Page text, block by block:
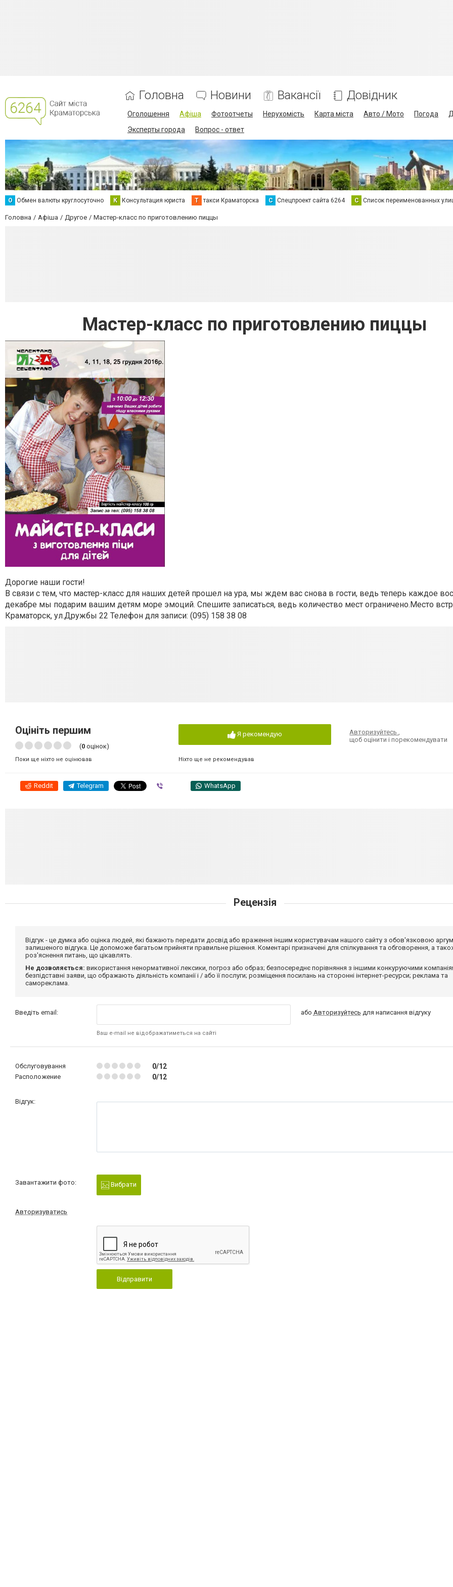
Головна Новини Вакансії Довідник
Оголошення Афіша Фотоотчеты Нерухомість Карта міста Авто / Мото Погода
Эксперты города
Вопрос - ответ
О Обмен валюты круглосуточно К Консультация юриста Т такси Краматорска С Спецпроект сайта 6264 С Список переименованных
Головна Афіша Другое Мастер-класс по приготовлению пиццы
Мастер-класс по приготовлению пиццы
Дорогие наши гости!
В связи с тем, что мастер-класс для наших детей прошел на ура, мы ждем вас снова в гости, ведь теперь каждое
декабре мы подарим вашим детям море эмоций. Спешите записаться, ведь количество мест ограничено.Место
Краматорск, ул.Дружбы 22 Телефон для записи: (095) 158 38 08
Оцініть першим
(0 оцінок)
Поки ще ніхто не оцінював
Я рекомендую
Ніхто ще не рекомендував
Авторизуйтесь,
щоб оцінити і порекомендувати
Reddit Telegram WhatsApp
Рецензія
Відгук - це думка або оцінка людей, які бажають передати досвід або враження іншим користувачам нашого сайту з обов'язковою
залишеного відгука. Це допоможе багатьом прийняти правильне рішення. Коментарі призначені для спілкування та обговорення, а
роз'яснення питань, що цікавлять.
Не дозволяється: використання ненормативної лексики, погроз або образ; безпосереднє порівняння з іншими конкуруючими
безпідставні заяви, що ображають діяльність компанії і / або її послуги; розміщення посилань на сторонні інтернет-ресурси; реклама та
самореклама.
Введіть email:
Ваш e-mail не відображатиметься на сайті
або Авторизуйтесь для написання відгуку
Обслуговування 0/12
Расположение 0/12
Відгук:
Завантажити фото: Вибрати
Авторизуватись
Відправити